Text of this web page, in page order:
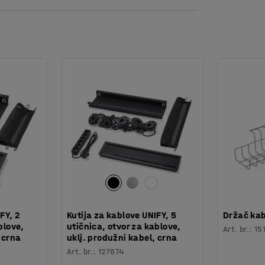
QBUS je dizajniran tako da se
2
Kutija za kablove UNIFY, 5
utičnica, otvor za kablove,
uklj. produžni kabel, crna
Art. br.:127674
Držač
Art. br.: